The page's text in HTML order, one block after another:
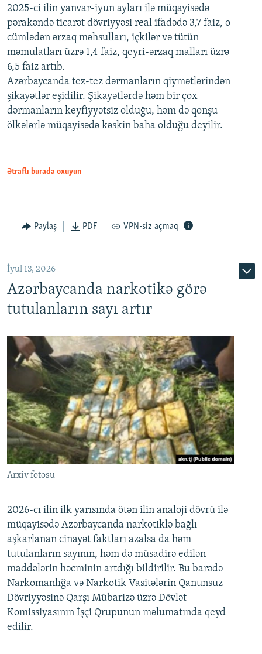
2025-ci ilin yanvar-iyun ayları ilə müqayisədə
pərakəndə ticarət dövriyyəsi real ifadədə 3,7 faiz, o
cümlədən ərzaq məhsulları, içkilər və tütün
məmulatları üzrə 1,4 faiz, qeyri-ərzaq malları üzrə
6,5 faiz artıb.
Azərbaycanda tez-tez dərmanların qiymətlərindən
şikayətlər eşidilir. Şikayətlərdə həm bir çox
dərmanların keyfiyyətsiz olduğu, həm də qonşu
ölkələrlə müqayisədə kəskin baha olduğu deyilir.
Ətraflı burada oxuyun
Paylaş PDF VPN-siz açmaq
İyul 13, 2026
Azərbaycanda narkotikə görə
tutulanların sayı artır
Arxiv fotosu
2026-cı ilin ilk yarısında ötən ilin analoji dövrü ilə
müqayisədə Azərbaycanda narkotiklə bağlı
aşkarlanan cinayət faktları azalsa da həm
tutulanların sayının, həm də müsadirə edilən
maddələrin həcminin artdığı bildirilir. Bu barədə
Narkomanlığa və Narkotik Vasitələrin Qanunsuz
Dövriyyəsinə Qarşı Mübarizə üzrə Dövlət
Komissiyasının İşçi Qrupunun məlumatında qeyd
edilir.